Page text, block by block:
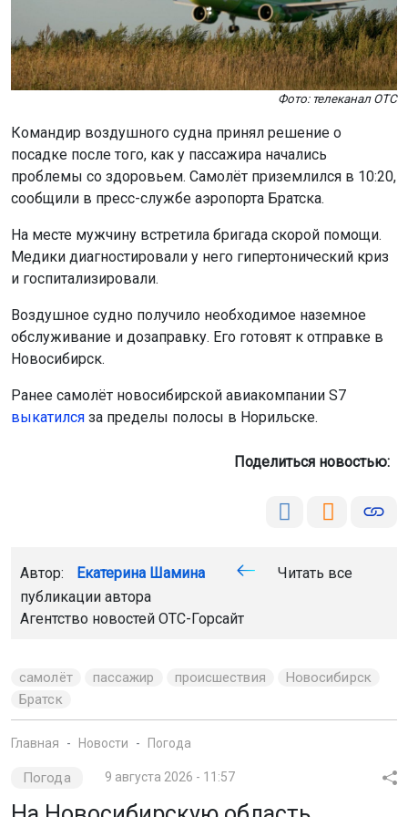
Фото: телеканал ОТС
Командир воздушного судна принял решение о
посадке после того, как у пассажира начались
проблемы со здоровьем. Самолёт приземлился в 10:20,
сообщили в пресс-службе аэропорта Братска.
На месте мужчину встретила бригада скорой помощи.
Медики диагностировали у него гипертонический криз
и госпитализировали.
Воздушное судно получило необходимое наземное
обслуживание и дозаправку. Его готовят к отправке в
Новосибирск.
Ранее самолёт новосибирской авиакомпании S7
выкатился за пределы полосы в Норильске.
Поделиться новостью:
Автор: Екатерина Шамина
Читать все
публикации автора
Агентство новостей ОТС-Горсайт
самолёт пассажир происшествия
Новосибирск
Братск
Главная Новости Погода
Погода 9 августа 2026 - 11:57